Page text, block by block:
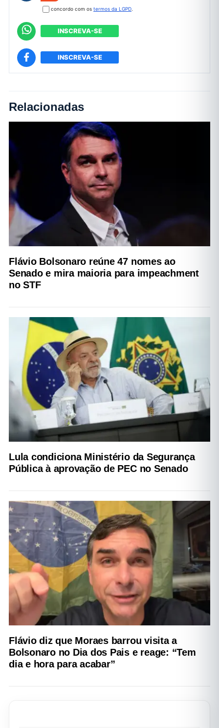
concordo com os termos da LGPD.
INSCREVA-SE
INSCREVA-SE
Relacionadas
Flávio Bolsonaro reúne 47 nomes ao
Senado e mira maioria para impeachment
no STF
Lula condiciona Ministério da Segurança
Pública à aprovação de PEC no Senado
Flávio diz que Moraes barrou visita a
Bolsonaro no Dia dos Pais e reage: “Tem
dia e hora para acabar”